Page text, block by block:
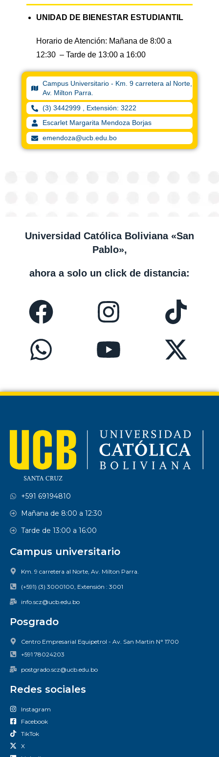
UNIDAD DE BIENESTAR ESTUDIANTIL
Horario de Atención: Mañana de 8:00 a
12:30 – Tarde de 13:00 a 16:00
Campus Universitario - Km. 9 carretera al Norte,
Av. Milton Parra.
(3) 3442999 , Extensión: 3222
Escarlet Margarita Mendoza Borjas
emendoza@ucb.edu.bo
Universidad Católica Boliviana «San
Pablo»,
ahora a solo un click de distancia:
+591 69194810
Mañana de 8:00 a 12:30
Tarde de 13:00 a 16:00
Campus universitario
Km. 9 carretera al Norte, Av. Milton Parra.
(+591) (3) 3000100, Extensión : 3001
info.scz@ucb.edu.bo
Posgrado
Centro Empresarial Equipetrol - Av. San Martin N° 1700
+591 78024203
postgrado.scz@ucb.edu.bo
Redes sociales
Instagram
Facebook
TikTok
X